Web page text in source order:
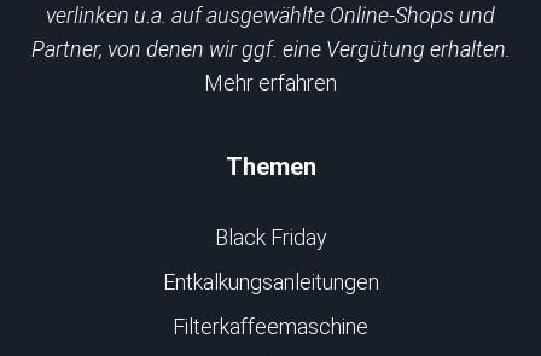
verlinken u.a. auf ausgewählte Online-Shops und
Partner, von denen wir ggf. eine Vergütung erhalten.
Mehr erfahren
Themen
Black Friday
Entkalkungsanleitungen
Filterkaffeemaschine